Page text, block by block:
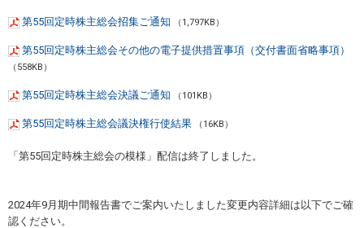
第55回定時株主総会招集ご通知 （1,797KB）
第55回定時株主総会その他の電子提供措置事項（交付書面省略事項）
（558KB）
第55回定時株主総会決議ご通知 （101KB）
第55回定時株主総会議決権行使結果 （16KB）
「第55回定時株主総会の模様」配信は終了しました。
2024年9月期中間報告書でご案内いたしました変更内容詳細は以下でご確
認ください。